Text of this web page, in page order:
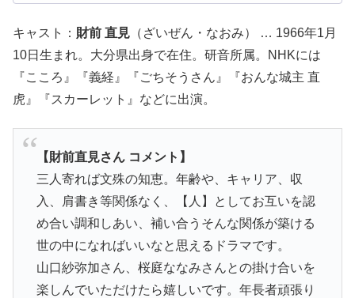
キャスト： 財前 直見 （ざいぜん・なおみ） … 1966年1月
10日生まれ。大分県出身で在住。研音所属。NHKには
『こころ』『義経』『ごちそうさん』『おんな城主 直
虎』『スカーレット』などに出演。
【財前直見さん コメント】
三人寄れば文殊の知恵。年齢や、キャリア、収
入、肩書き等関係なく、【人】としてお互いを認
め合い調和しあい、補い合うそんな関係が築ける
世の中になればいいなと思えるドラマです。
山口紗弥加さん、桜庭ななみさんとの掛け合いを
楽しんでいただけたら嬉しいです。年長者頑張り